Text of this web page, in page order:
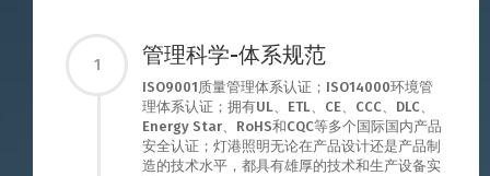
1 管理科学-体系规范
ISO9001质量管理体系认证；ISO14000环境管
理体系认证；拥有UL、ETL、CE、CCC、DLC、
Energy Star、RoHS和CQC等多个国际国内产品
安全认证；灯港照明无论在产品设计还是产品制
造的技术水平，都具有雄厚的技术和生产设备实